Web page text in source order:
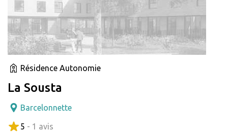
Résidence Autonomie
La Sousta
Barcelonnette
5 - 1 avis